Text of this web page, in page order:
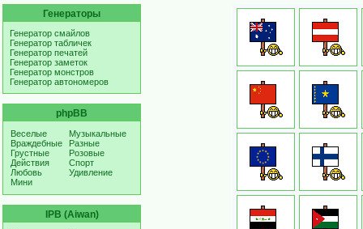
Генераторы
Генератор смайлов
Генератор табличек
Генератор печатей
Генератор заметок
Генератор монстров
Генератор автономеров
phpBB
Веселые
Враждебные
Грустные
Действия
Любовь
Мини
Музыкальные
Разные
Розовые
Спорт
Удивление
IPB (Aiwan)